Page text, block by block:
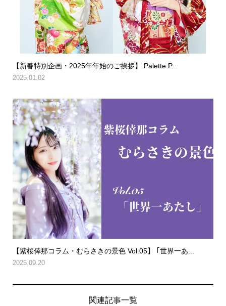
【新春特別企画・2025年年始のご挨拶】 Palette P...
2025.01.02
【紫桜倖那コラム・むらさきの景色 Vol.05】 ｢世界一あ...
2025.09.20
関連記事一覧